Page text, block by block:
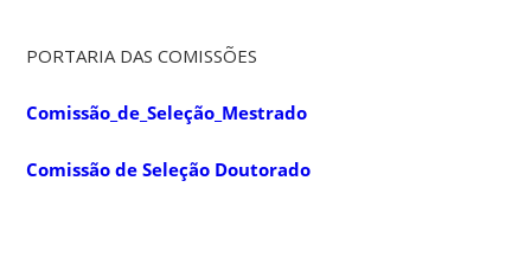
PORTARIA DAS COMISSÕES
Comissão_de_Seleção_Mestrado
Comissão de Seleção Doutorado